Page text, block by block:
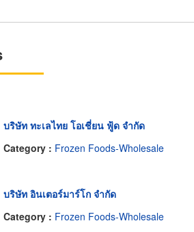
บริษัท ทะเลไทย โอเชี่ยน ฟู้ด จำกัด
Category : Frozen Foods-Wholesale
บริษัท อินเตอร์มาร์โก จำกัด
Category : Frozen Foods-Wholesale